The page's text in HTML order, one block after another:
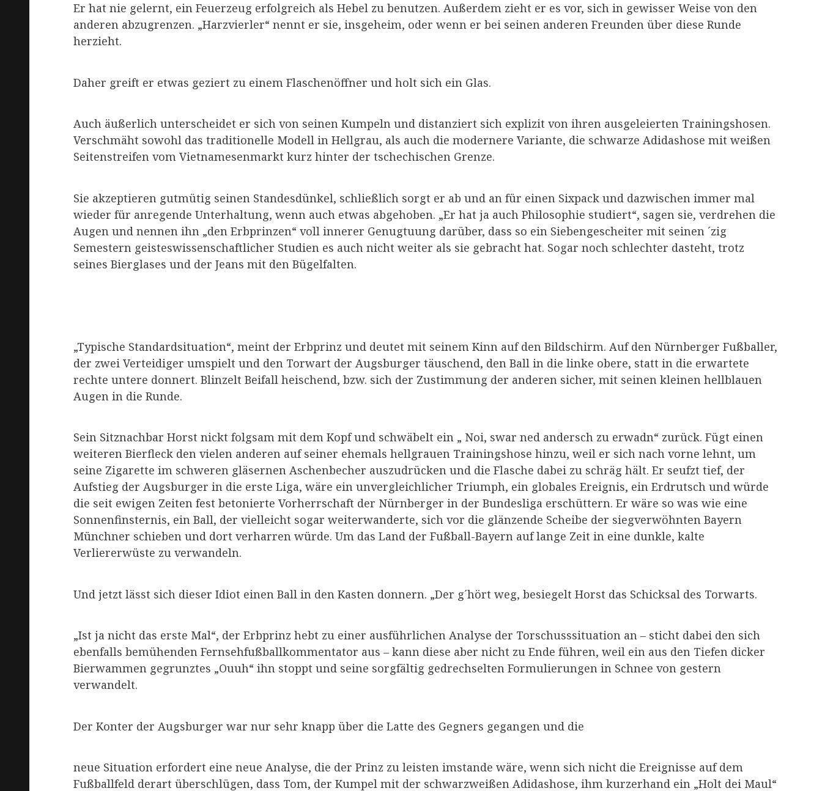
Er hat nie gelernt, ein Feuerzeug erfolgreich als Hebel zu benutzen. Außerdem zieht er es vor, sich in gewisser Weise von den
anderen abzugrenzen. „Harzvierler“ nennt er sie, insgeheim, oder wenn er bei seinen anderen Freunden über diese Runde
herzieht.
Daher greift er etwas geziert zu einem Flaschenöffner und holt sich ein Glas.
Auch äußerlich unterscheidet er sich von seinen Kumpeln und distanziert sich explizit von ihren ausgeleierten Trainingshosen.
Verschmäht sowohl das traditionelle Modell in Hellgrau, als auch die modernere Variante, die schwarze Adidashose mit weißen
Seitenstreifen vom Vietnamesenmarkt kurz hinter der tschechischen Grenze.
Sie akzeptieren gutmütig seinen Standesdünkel, schließlich sorgt er ab und an für einen Sixpack und dazwischen immer mal
wieder für anregende Unterhaltung, wenn auch etwas abgehoben. „Er hat ja auch Philosophie studiert“, sagen sie, verdrehen die
Augen und nennen ihn „den Erbprinzen“ voll innerer Genugtuung darüber, dass so ein Siebengescheiter mit seinen ´zig
Semestern geisteswissenschaftlicher Studien es auch nicht weiter als sie gebracht hat. Sogar noch schlechter dasteht, trotz
seines Bierglases und der Jeans mit den Bügelfalten.
„Typische Standardsituation“, meint der Erbprinz und deutet mit seinem Kinn auf den Bildschirm. Auf den Nürnberger Fußballer,
der zwei Verteidiger umspielt und den Torwart der Augsburger täuschend, den Ball in die linke obere, statt in die erwartete
rechte untere donnert. Blinzelt Beifall heischend, bzw. sich der Zustimmung der anderen sicher, mit seinen kleinen hellblauen
Augen in die Runde.
Sein Sitznachbar Horst nickt folgsam mit dem Kopf und schwäbelt ein „ Noi, swar ned andersch zu erwadn“ zurück. Fügt einen
weiteren Bierfleck den vielen anderen auf seiner ehemals hellgrauen Trainingshose hinzu, weil er sich nach vorne lehnt, um
seine Zigarette im schweren gläsernen Aschenbecher auszudrücken und die Flasche dabei zu schräg hält. Er seufzt tief, der
Aufstieg der Augsburger in die erste Liga, wäre ein unvergleichlicher Triumph, ein globales Ereignis, ein Erdrutsch und würde
die seit ewigen Zeiten fest betonierte Vorherrschaft der Nürnberger in der Bundesliga erschüttern. Er wäre so was wie eine
Sonnenfinsternis, ein Ball, der vielleicht sogar weiterwanderte, sich vor die glänzende Scheibe der siegverwöhnten Bayern
Münchner schieben und dort verharren würde. Um das Land der Fußball-Bayern auf lange Zeit in eine dunkle, kalte
Verliererwüste zu verwandeln.
Und jetzt lässt sich dieser Idiot einen Ball in den Kasten donnern. „Der g´hört weg, besiegelt Horst das Schicksal des Torwarts.
„Ist ja nicht das erste Mal“, der Erbprinz hebt zu einer ausführlichen Analyse der Torschusssituation an – sticht dabei den sich
ebenfalls bemühenden Fernsehfußballkommentator aus – kann diese aber nicht zu Ende führen, weil ein aus den Tiefen dicker
Bierwammen gegrunztes „Ouuh“ ihn stoppt und seine sorgfältig gedrechselten Formulierungen in Schnee von gestern
verwandelt.
Der Konter der Augsburger war nur sehr knapp über die Latte des Gegners gegangen und die
neue Situation erfordert eine neue Analyse, die der Prinz zu leisten imstande wäre, wenn sich nicht die Ereignisse auf dem
Fußballfeld derart überschlügen, dass Tom, der Kumpel mit der schwarzweißen Adidashose, ihm kurzerhand ein „Holt dei Maul“